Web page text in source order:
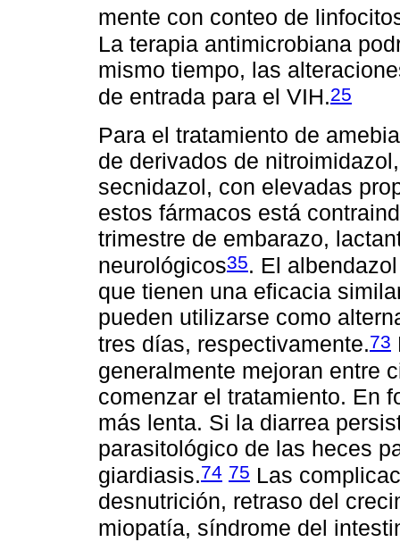
mente con conteo de
La terapia antimicrobiana
mismo tiempo, las
de entrada para el VIH.25
Para el tratamiento de
de derivados de
secnidazol, con elevadas
estos fármacos está
trimestre de embarazo,
neurológicos35. El
que tienen una eficacia
pueden utilizarse como
tres días, respectivamente.73
generalmente mejoran entre
comenzar el tratamiento. En
más lenta. Si la diarrea
parasitológico de las heces
giardiasis.74 75 Las
desnutrición, retraso del
miopatía, síndrome del